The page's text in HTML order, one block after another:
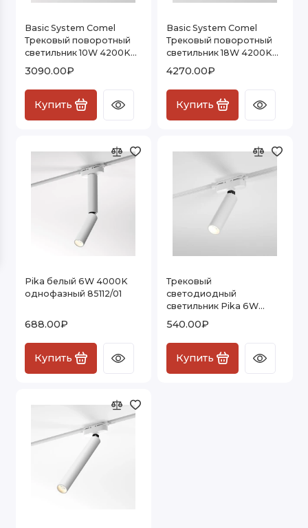
Basic System Comel
Трековый поворотный
светильник 10W 4200K
3090.00₽
Купить
Basic System Comel
Трековый поворотный
светильник 18W 4200K
85211/01
4270.00₽
Купить
Pika белый 6W 4000K
однофазный 85112/01
688.00₽
Купить
Трековый
светодиодный
светильник Pika 6W
(белый) 85110/01
540.00₽
Купить